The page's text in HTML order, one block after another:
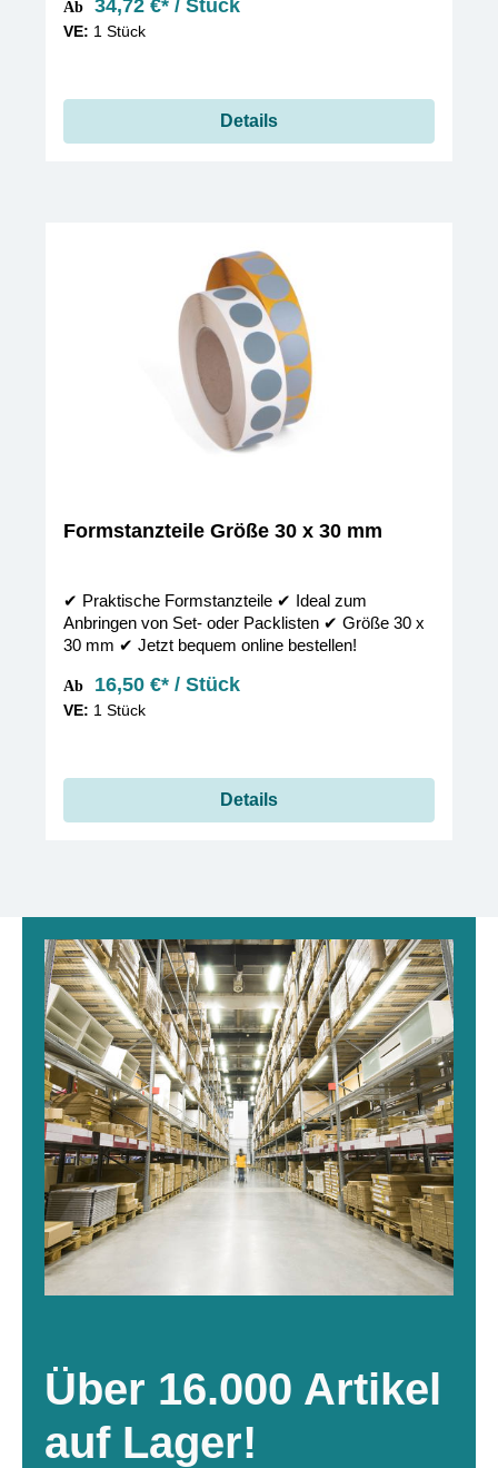
Ab 34,72 €* / Stück
VE: 1 Stück
Details
Formstanzteile Größe 30 x 30 mm
✔︎ Praktische Formstanzteile ✔︎ Ideal zum
Anbringen von Set- oder Packlisten ✔︎ Größe 30 x
30 mm ✔︎ Jetzt bequem online bestellen!
Ab 16,50 €* / Stück
VE: 1 Stück
Details
Über 16.000 Artikel
auf Lager!